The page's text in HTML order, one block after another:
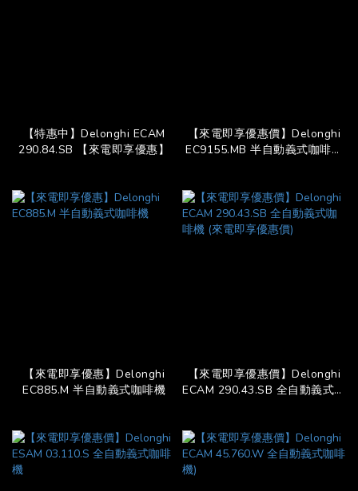
【特惠中】Delonghi ECAM
290.84.SB 【來電即享優惠】
【來電即享優惠價】Delonghi
EC9155.MB 半自動義式咖啡機
【來電即享優惠】Delonghi
EC885.M 半自動義式咖啡機
【來電即享優惠價】Delonghi
ECAM 290.43.SB 全自動義式咖